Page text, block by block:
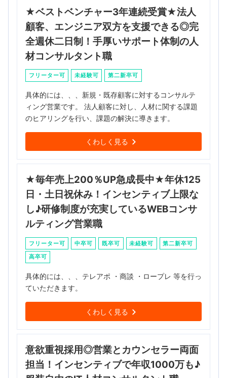
★ベストベンチャー3年連続受賞★法人
顧客、エンジニア双方を支援できる◎完
全週休二日制！手厚いサポート体制の人
材コンサルタント職
フリーター可 未経験可 第二新卒可
具体的には、、、新規・既存顧客に対するコンサルテ
ィング営業です。 法人顧客に対し、人材に関する課題
のヒアリングを行い、課題の解決に導きます。
くわしく見る
★毎年売上200％UP急成長中★年休125
日・土日祝休み！インセンティブ上限な
し♪研修制度が充実しているWEBコンサ
ルティング営業職
フリーター可 中卒可 既卒可 未経験可
第二新卒可
高卒可
具体的には、、、テレアポ ・商談 ・ロープレ 等を行っ
ていただきます。
くわしく見る
意欲重視採用◎営業とカウンセラー両面
担当！インセンティブで年収1000万も♪